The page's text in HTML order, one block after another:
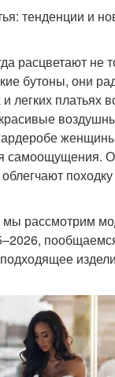
тенденции и
расцветают не
бутоны, они
легких платьях
самоощущения.
рассмотрим